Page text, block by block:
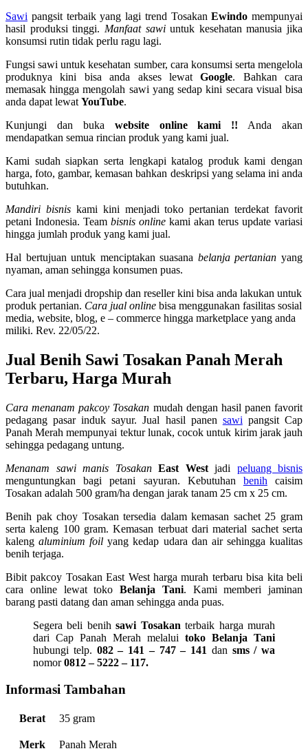
Sawi pangsit terbaik yang lagi trend TosakanEwindo mempunyai
hasil produksi tinggi. Manfaat sawiuntuk kesehatan manusia jika
konsumsi rutin tidak perlu ragu lagi.
Fungsi sawi untuk kesehatan sumber, cara konsumsi serta mengelola
produknya kini bisa anda akses lewatGoogle. Bahkan cara
memasak hingga mengolah sawi yang sedap kini secara visual bisa
anda dapat lewat YouTube.
Kunjungi dan buka website online kami !! Anda akan
mendapatkan semua rincian produk yang kami jual.
Kami sudah siapkan serta lengkapi katalog produk kami dengan
harga, foto, gambar, kemasan bahkan deskripsi yang selama ini anda
butuhkan.
Mandiri bisniskami kini menjadi toko pertanian terdekat favorit
petani Indonesia. Team bisnis online kami akan terus update variasi
hingga jumlah produk yang kami jual.
Hal bertujuan untuk menciptakan suasana belanja pertanian yang
nyaman, aman sehingga konsumen puas.
Cara jual menjadi dropship dan reseller kini bisa anda lakukan untuk
produk pertanian. Cara jual online bisa menggunakan fasilitas sosial
media, website, blog, e – commerce hingga marketplace yang anda
miliki. Rev. 22/05/22.
Jual Benih Sawi Tosakan Panah Merah
Terbaru, Harga Murah
Cara menanam pakcoy Tosakan mudah dengan hasil panen favorit
pedagang pasar induk sayur. Jual hasil panen sawi pangsit Cap
Panah Merah mempunyai tektur lunak, cocok untuk kirim jarak jauh
sehingga pedagang untung.
Menanam sawi manis Tosakan East Westjadi peluang bisnis
menguntungkan bagi petani sayuran. Kebutuhan benih caisim
Tosakan adalah 500 gram/ha dengan jarak tanam 25 cm x 25 cm.
Benih pak choy Tosakan tersedia dalam kemasan sachet 25 gram
serta kaleng 100 gram. Kemasan terbuat dari material sachet serta
kalengaluminium foil yang kedap udara dan air sehingga kualitas
benih terjaga.
Bibit pakcoy Tosakan East West harga murah terbaru bisa kita beli
cara online lewat toko Belanja Tani. Kami memberi jaminan
barang pasti datang dan aman sehingga anda puas.
Segera beli benih sawi Tosakanterbaik harga murah
dari Cap Panah Merah melalui toko Belanja Tani
hubungi telp. 082 – 141 – 747 – 141 dan sms / wa
nomor0812 – 5222 – 117.
Informasi Tambahan
Berat 35 gram
Merk Panah Merah